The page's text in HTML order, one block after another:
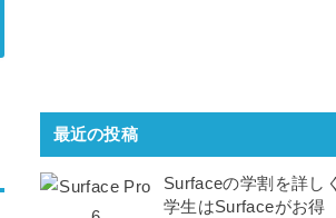
最近の投稿
Surfaceの学割を詳し
学生はSurfaceがお得